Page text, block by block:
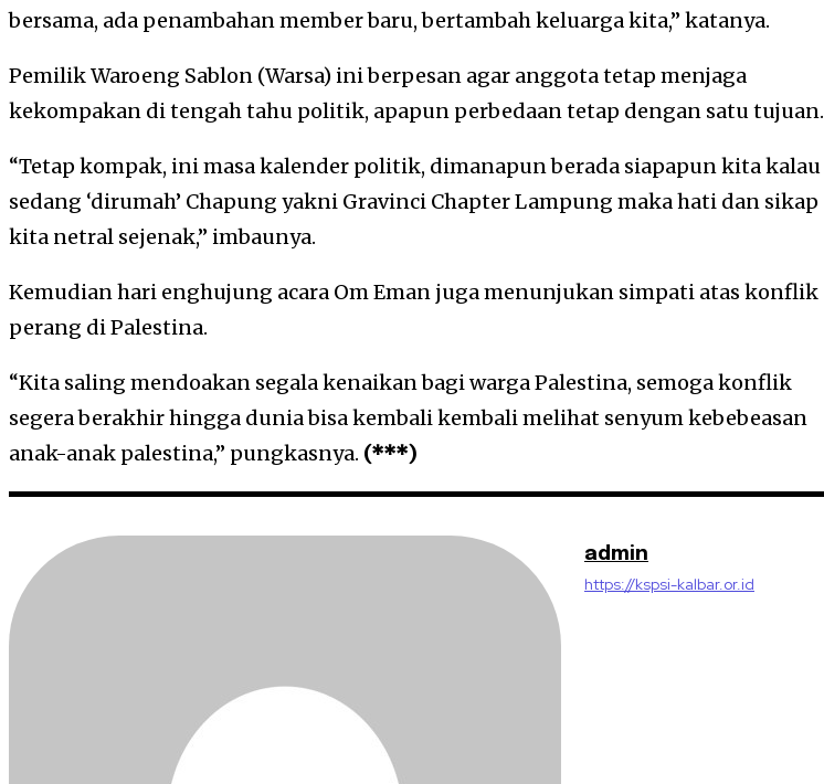
bersama, ada penambahan member baru, bertambah keluarga kita,” katanya.
Pemilik Waroeng Sablon (Warsa) ini berpesan agar anggota tetap menjaga
kekompakan di tengah tahu politik, apapun perbedaan tetap dengan satu tujuan.
“Tetap kompak, ini masa kalender politik, dimanapun berada siapapun kita kalau
sedang ‘dirumah’ Chapung yakni Gravinci Chapter Lampung maka hati dan sikap
kita netral sejenak,” imbaunya.
Kemudian hari enghujung acara Om Eman juga menunjukan simpati atas konflik
perang di Palestina.
“Kita saling mendoakan segala kenaikan bagi warga Palestina, semoga konflik
segera berakhir hingga dunia bisa kembali kembali melihat senyum kebebeasan
anak-anak palestina,” pungkasnya. (***)
admin
https://kspsi-kalbar.or.id